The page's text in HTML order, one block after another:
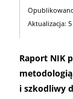
Aktualizacja:
Raport NIK
i szkodliwy